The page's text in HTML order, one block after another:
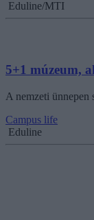
Eduline/MTI
5+1 múzeum,
A nemzeti
Campus life
Eduline